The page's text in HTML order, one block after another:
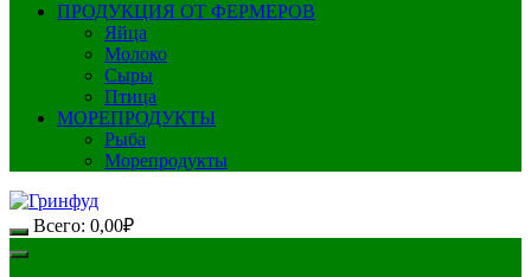
ПРОДУКЦИЯ ОТ ФЕРМЕРОВ
Яйца
Молоко
Сыры
Птица
МОРЕПРОДУКТЫ
Рыба
Морепродукты
Всего: 0,00₽